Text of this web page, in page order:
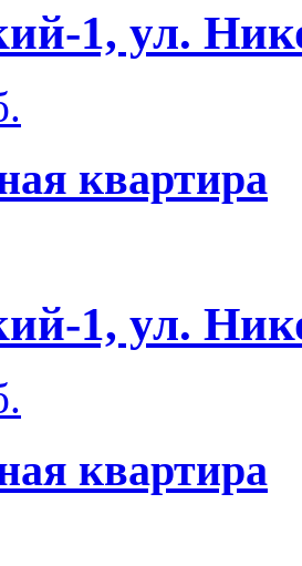
1, ул.
квартира
1, ул.
квартира